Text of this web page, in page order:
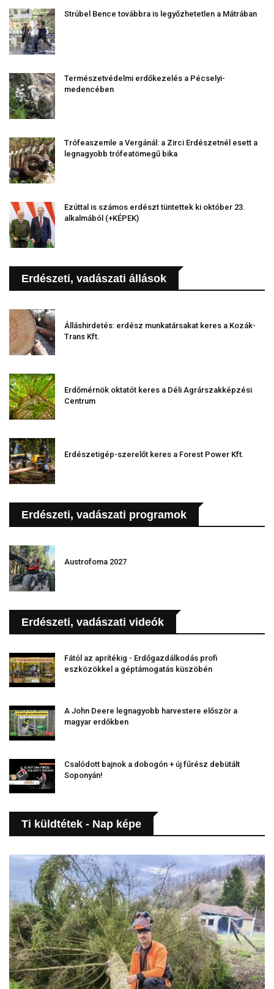
Strúbel Bence továbbra is legyőzhetetlen a Mátrában
Természetvédelmi erdőkezelés a Pécselyi-
medencében
Trófeaszemle a Vergánál: a Zirci Erdészetnél esett a
legnagyobb trófeatömegű bika
Ezúttal is számos erdészt tüntettek ki október 23.
alkalmából (+KÉPEK)
Erdészeti, vadászati állások
Álláshirdetés: erdész munkatársakat keres a Kozák-
Trans Kft.
Erdőmérnök oktatót keres a Déli Agrárszakképzési
Centrum
Erdészetigép-szerelőt keres a Forest Power Kft.
Erdészeti, vadászati programok
Austrofoma 2027
Erdészeti, vadászati videók
Fától az aprítékig - Erdőgazdálkodás profi
eszközökkel a géptámogatás küszöbén
A John Deere legnagyobb harvestere először a
magyar erdőkben
Csalódott bajnok a dobogón + új fűrész debütált
Soponyán!
Ti küldtétek - Nap képe